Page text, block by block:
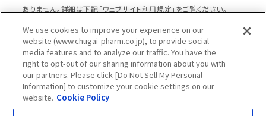
ありません。詳細は下記「ウェブサイト利用規定」をご覧ください。
サイトマップ
ウェブサイト利用規定
個人情報の取扱いのご案内
ソーシャルメディアポリシー
推奨閲覧環境
ウェブアクセシビリティ対応
We use cookies to improve your experience on our
website (www.chugai-pharm.co.jp), to provide social
media features and to analyze our traffic. You have the
right to opt-out of our sharing information about you with
our partners. Please click [Do Not Sell My Personal
Information] to customize your cookie settings on our
website. Cookie Policy